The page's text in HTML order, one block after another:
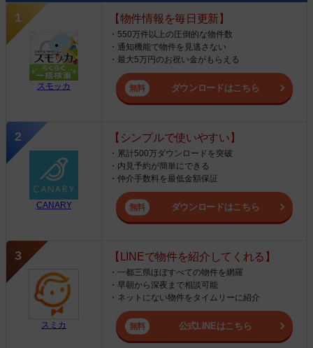
スモッカ
【物件情報を毎日更新】
・550万件以上の圧倒的な物件数
・通知機能で物件を見逃さない
・最大5万円のお祝い金がもらえる
ダウンロードはこちら
CANARY
【シンプルで使いやすい】
・累計500万ダウンロードを突破
・内見予約が簡単にできる
・仲介手数料を最低金額保証
ダウンロードはこちら
スミカ
【LINEで物件を紹介してくれる】
・一都三県ほぼすべての物件を網羅
・早朝から深夜まで相談可能
・ネットにない物件をタイムリーに紹介
公式LINEはこちら